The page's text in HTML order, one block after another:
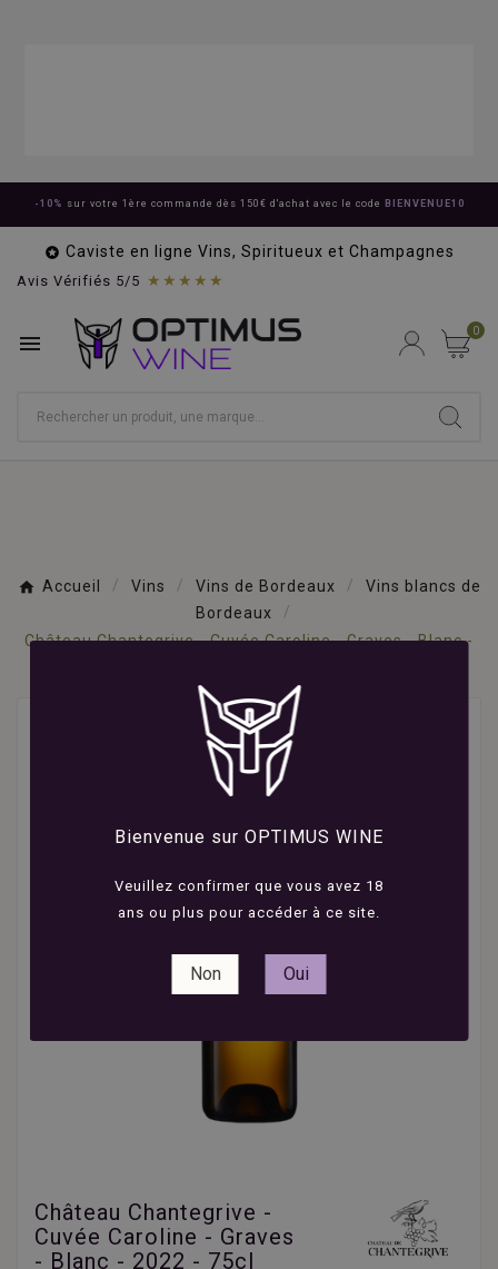
Bienvenue sur OPTIMUS WINE
Veuillez confirmer que vous avez 18
ans ou plus pour accéder à ce site.
Non Oui
-10% sur votre 1ère commande dès 150€ d'achat avec le code BIENVENUE10
 Caviste en ligne Vins, Spiritueux et Champagnes
Avis Vérifiés 5/5 ★★★★★
 0
Accueil Vins Vins de Bordeaux
Vins blancs de
Bordeaux
Château Chantegrive - Cuvée Caroline - Graves - Blanc -
Château Chantegrive -
Cuvée Caroline - Graves
- Blanc - 2022 - 75cl